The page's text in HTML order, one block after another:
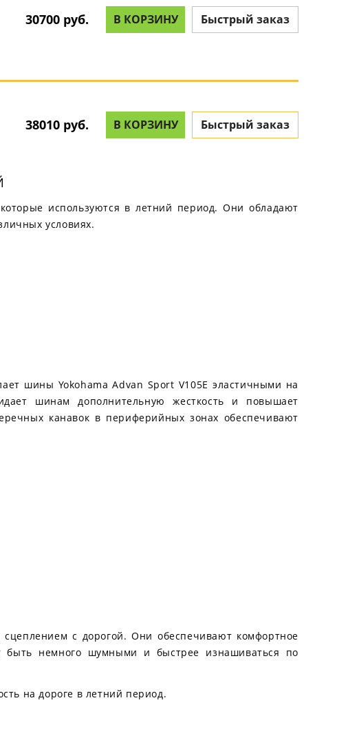
30700 руб. В КОРЗИНУ Быстрый заказ
38010 руб. В КОРЗИНУ Быстрый заказ
используются в летний период. Они обладают
условиях.
шины Yokohama Advan Sport V105E эластичными на
шинам дополнительную жесткость и повышает
канавок в периферийных зонах обеспечивают
с дорогой. Они обеспечивают комфортное
быть немного шумными и быстрее изнашиваться по
на дороге в летний период.